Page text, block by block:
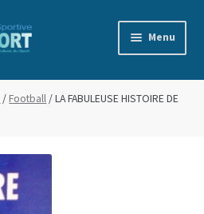
Menu
/ Football / LA FABULEUSE HISTOIRE DE